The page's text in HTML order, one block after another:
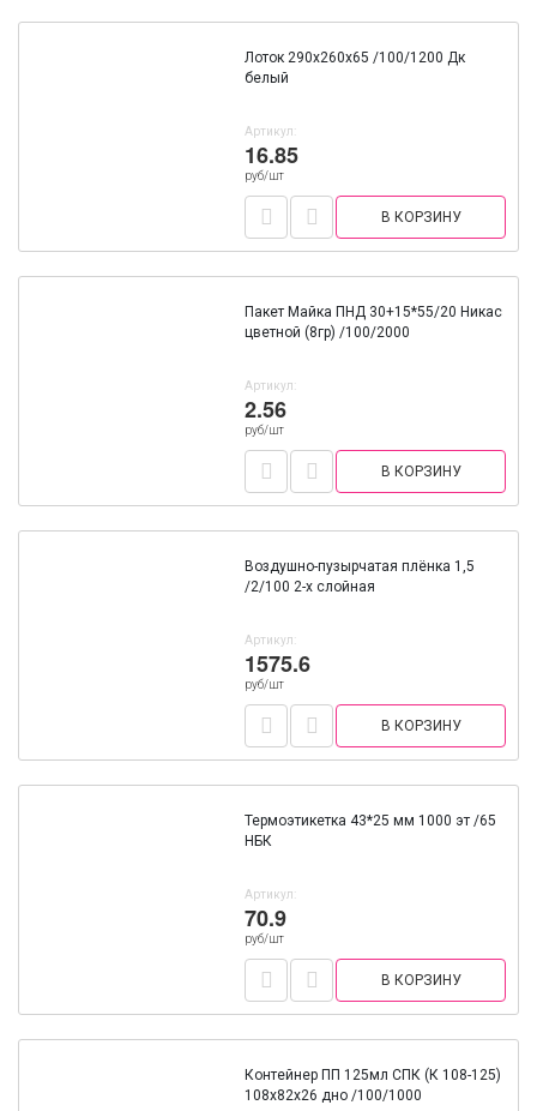
Лоток 290х260х65 /100/1200 Дк
белый
Артикул:
16.85
руб/шт
В КОРЗИНУ
Пакет Майка ПНД 30+15*55/20 Никас
цветной (8гр) /100/2000
Артикул:
2.56
руб/шт
В КОРЗИНУ
Воздушно-пузырчатая плёнка 1,5
/2/100 2-х слойная
Артикул:
1575.6
руб/шт
В КОРЗИНУ
Термоэтикетка 43*25 мм 1000 эт /65
НБК
Артикул:
70.9
руб/шт
В КОРЗИНУ
Контейнер ПП 125мл СПК (К 108-125)
108х82х26 дно /100/1000